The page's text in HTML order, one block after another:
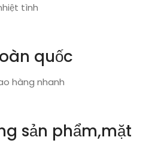
tình
quốc
hàng nhanh
sản phẩm,mặt